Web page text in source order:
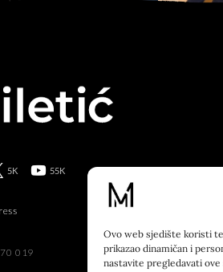
Ovo web sjedište koristi
prikazao dinamičan i
nastavite pregledavati
5K 55K
019